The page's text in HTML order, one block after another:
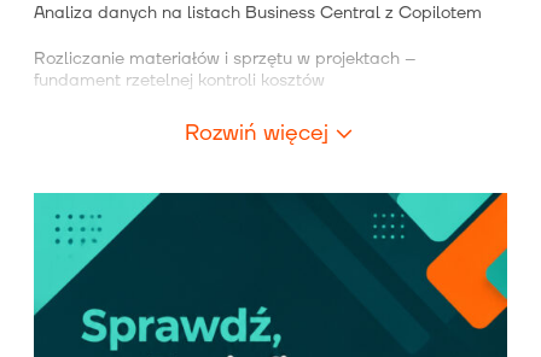
Analiza danych na listach Business Central z Copilotem
Rozliczanie materiałów i sprzętu w projektach –
fundament rzetelnej kontroli kosztów
Rozwiń więcej